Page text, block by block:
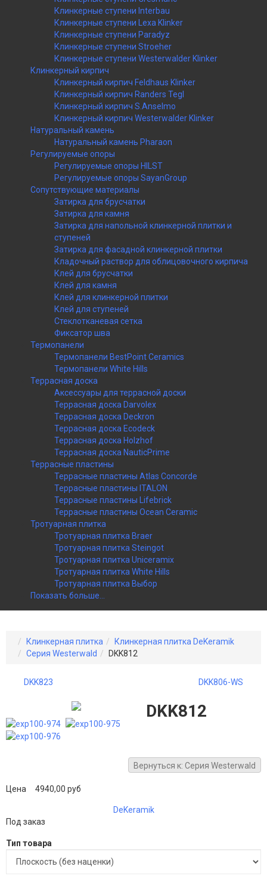
Клинкерные ступени Interbau
Клинкерные ступени Lexa Klinker
Клинкерные ступени Paradyz
Клинкерные ступени Stroeher
Клинкерные ступени Westerwalder Klinker
Клинкерный кирпич
Клинкерный кирпич Feldhaus Klinker
Клинкерный кирпич Randers Tegl
Клинкерный кирпич S.Anselmo
Клинкерный кирпич Westerwalder Klinker
Натуральный камень
Натуральный камень Pharaon
Регулируемые опоры
Регулируемые опоры HILST
Регулируемые опоры SayanGroup
Сопутствующие материалы
Затирка для брусчатки
Затирка для камня
Затирка для напольной клинкерной плитки и
ступеней
Затирка для фасадной клинкерной плитки
Кладочный раствор для облицовочного кирпича
Клей для брусчатки
Клей для камня
Клей для клинкерной плитки
Клей для ступеней
Стеклотканевая сетка
Фиксатор шва
Термопанели
Термопанели BestPoint Ceramics
Термопанели White Hills
Террасная доска
Аксессуары для террасной доски
Террасная доска Darvolex
Террасная доска Deckron
Террасная доска Ecodeck
Террасная доска Holzhof
Террасная доска NauticPrime
Террасные пластины
Террасные пластины Atlas Concorde
Террасные пластины ITALON
Террасные пластины Lifebrick
Террасные пластины Ocean Ceramic
Тротуарная плитка
Тротуарная плитка Braer
Тротуарная плитка Steingot
Тротуарная плитка Uniceramix
Тротуарная плитка White Hills
Тротуарная плитка Выбор
Показать больше...
Клинкерная плитка
Клинкерная плитка DeKeramik
Серия Westerwald
DKK812
DKK823 DKK806-WS
Вернуться к: Серия Westerwald
DKK812
Цена 4940,00 руб
DeKeramik
Под заказ
Тип товара